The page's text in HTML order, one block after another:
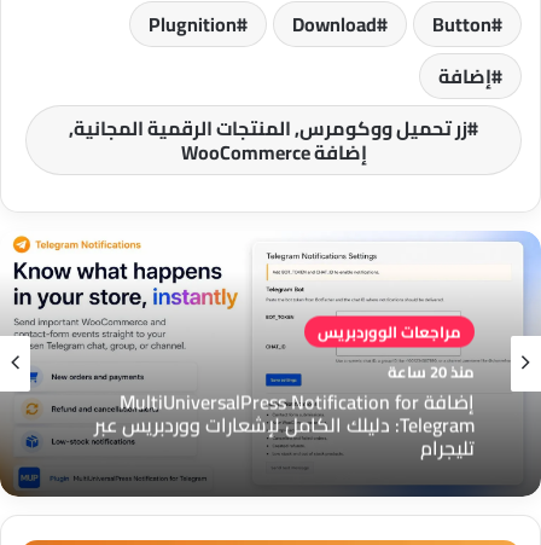
Button
Download
Plugnition
إضافة
زر تحميل ووكومرس, المنتجات الرقمية المجانية,
إضافة WooCommerce
مراجعات الووردبريس
منذ 20 ساعة
إضافة MultiUniversalPress Notification for
Telegram: دليلك الكامل لإشعارات ووردبريس عبر
تليجرام
مراجعات الووردبريس
منذ 20 ساعة